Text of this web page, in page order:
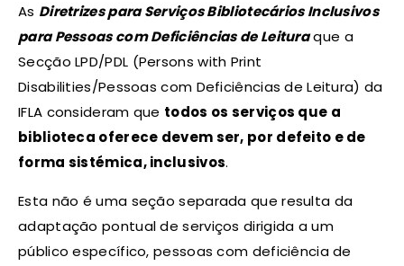
As Diretrizes para Serviços Bibliotecários Inclusivos
para Pessoas com Deficiências de Leituraque a
Secção LPD/PDL (Persons with Print
Disabilities/Pessoas com Deficiências de Leitura) da
IFLA consideram que todos os serviços que a
biblioteca oferece devem ser, por defeito e de
forma sistémica, inclusivos.
Esta não é uma seção separada que resulta da
adaptação pontual de serviços dirigida a um
público específico, pessoas com deficiência de